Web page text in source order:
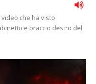
che ha visto
e braccio destro del